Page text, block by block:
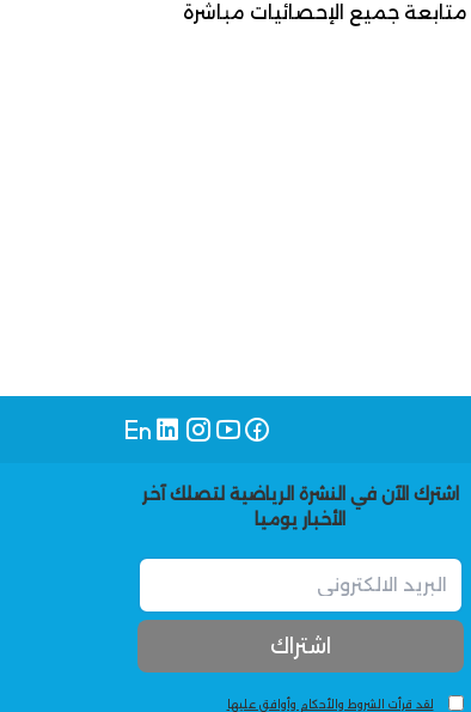
جميع الإحصائيات مباشرة
اشترك الآن في النشرة الرياضية لتصلك آخر
الأخبار يوميا
لقد قرأت الشروط والأحكام وأوافق عليها